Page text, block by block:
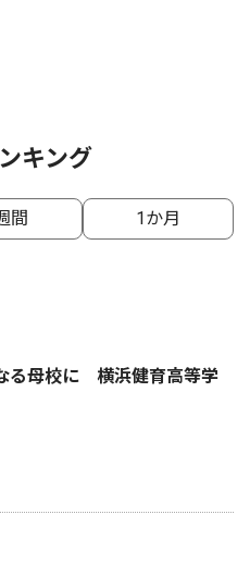
キング
間 1か月
る母校に 横浜健育高等学